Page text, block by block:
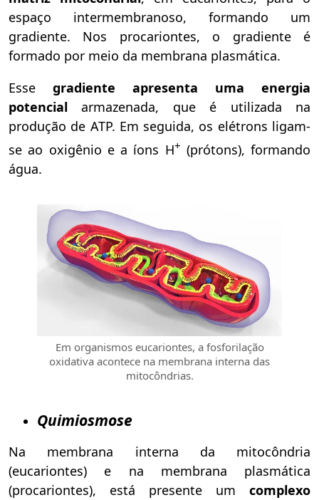
espaço intermembranoso, formando um
gradiente. Nos procariontes, o gradiente é
formado por meio da membrana plasmática.
Esse gradiente apresenta uma energia
potencialarmazenada, que é utilizada na
produção de ATP. Em seguida, os elétrons ligam-
se ao oxigênio e a íons H+ (prótons), formando
água.
Em organismos eucariontes, a fosforilação
oxidativa acontece na membrana interna das
mitocôndrias.
Quimiosmose
Na membrana interna da mitocôndria
(eucariontes) e na membrana plasmática
(procariontes), está presente um complexo